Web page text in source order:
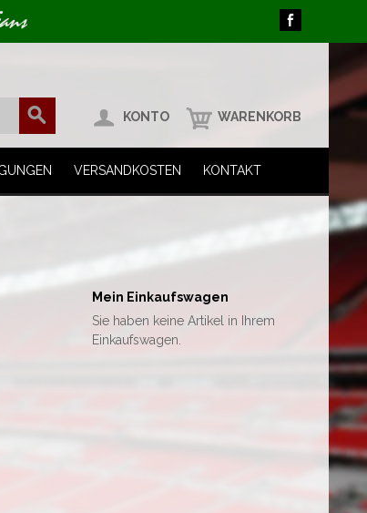
KONTO WARENKORB
VERSANDKOSTEN KONTAKT
Mein Einkaufswagen
Sie haben keine Artikel in Ihrem
Einkaufswagen.